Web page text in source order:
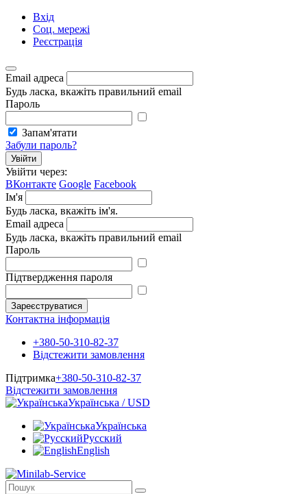
Вхід
Соц. мережі
Реєстрація
Email адреса
Будь ласка, вкажіть правильний email
Пароль
Запам'ятати
Забули пароль?
Увійти
Увійти через:
ВКонтакте Google Facebook
Ім'я
Будь ласка, вкажіть ім'я.
Email адреса
Будь ласка, вкажіть правильний email
Пароль
Підтвердження пароля
Зареєструватися
Контактна інформація
+380-50-310-82-37
Відстежити замовлення
Підтримка+380-50-310-82-37
Відстежити замовлення
Українська / USD
Українська
Русский
English